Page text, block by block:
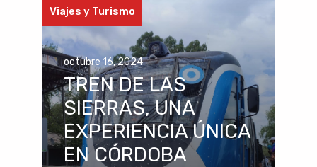
Viajes y Turismo
octubre 16, 2024
TREN DE LAS
SIERRAS, UNA
EXPERIENCIA ÚNICA
EN CÓRDOBA